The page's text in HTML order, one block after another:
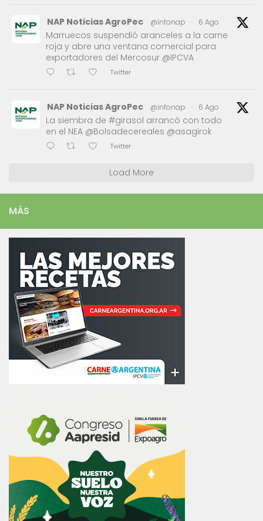
NAP Noticias AgroPec @infonap · 6 Ago
Marruecos suspendió aranceles a la carne
roja y abre una ventana comercial para
exportadores del Mercosur @IPCVA
Twitter
NAP Noticias AgroPec @infonap · 6 Ago
La siembra de #girasol arrancó con todo
en el NEA @Bolsadecereales @asagirok
Twitter
Load More
MÁS